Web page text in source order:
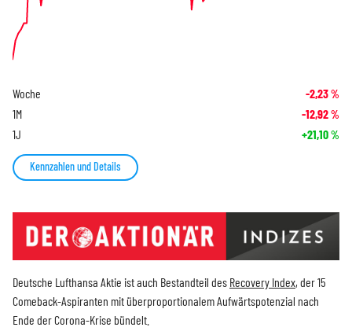
Woche -2,23%
1M -12,92%
1J +21,10%
Kennzahlen und Details
Deutsche Lufthansa Aktie ist auch Bestandteil des Recovery Index, der 15
Comeback-Aspiranten mit überproportionalem Aufwärtspotenzial nach
Ende der Corona-Krise bündelt.